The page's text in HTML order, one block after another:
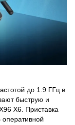
до 1.9 ГГц в
быструю и
X6. Приставка